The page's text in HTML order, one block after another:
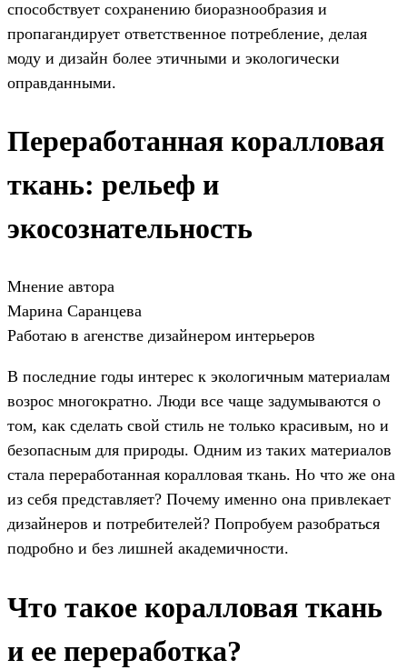
способствует сохранению биоразнообразия и
пропагандирует ответственное потребление, делая
моду и дизайн более этичными и экологически
оправданными.
Переработанная коралловая
ткань: рельеф и
экосознательность
Мнение автора
Марина Саранцева
Работаю в агенстве дизайнером интерьеров
В последние годы интерес к экологичным материалам
возрос многократно. Люди все чаще задумываются о
том, как сделать свой стиль не только красивым, но и
безопасным для природы. Одним из таких материалов
стала переработанная коралловая ткань. Но что же она
из себя представляет? Почему именно она привлекает
дизайнеров и потребителей? Попробуем разобраться
подробно и без лишней академичности.
Что такое коралловая ткань
и ее переработка?